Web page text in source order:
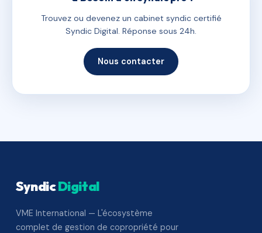
Trouvez ou devenez un cabinet syndic certifié
Syndic Digital. Réponse sous 24h.
Nous contacter
SyndicDigital
VME International — L'écosystème
complet de gestion de copropriété pour